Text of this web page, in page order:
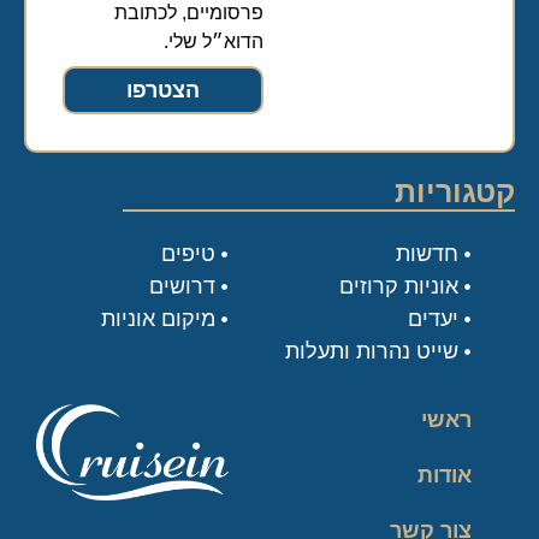
פרסומיים, לכתובת
הדוא״ל שלי.
הצטרפו
ראשי
אודות
צור קשר
קטגוריות
טיפים
דרושים
מיקום אוניות
חדשות
אוניות קרוזים
יעדים
שייט נהרות ותעלות